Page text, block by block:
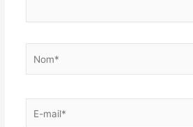
mail*